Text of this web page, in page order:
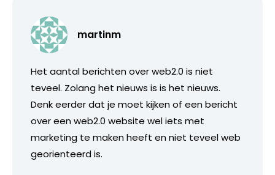
martinm
Het aantal berichten over web2.0 is niet
teveel. Zolang het nieuws is is het nieuws.
Denk eerder dat je moet kijken of een bericht
over een web2.0 website wel iets met
marketing te maken heeft en niet teveel web
georienteerd is.